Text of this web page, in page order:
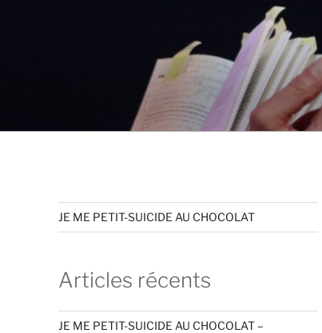
JE ME PETIT-SUICIDE AU CHOCOLAT
Articles récents
JE ME PETIT-SUICIDE AU CHOCOLAT –